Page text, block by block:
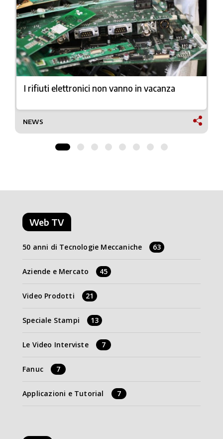
I rifiuti elettronici non vanno in vacanza
NEWS
Web TV
50 anni di Tecnologie Meccaniche 63
Aziende e Mercato 45
Video Prodotti 21
Speciale Stampi 13
Le Video Interviste 7
Fanuc 7
Applicazioni e Tutorial 7